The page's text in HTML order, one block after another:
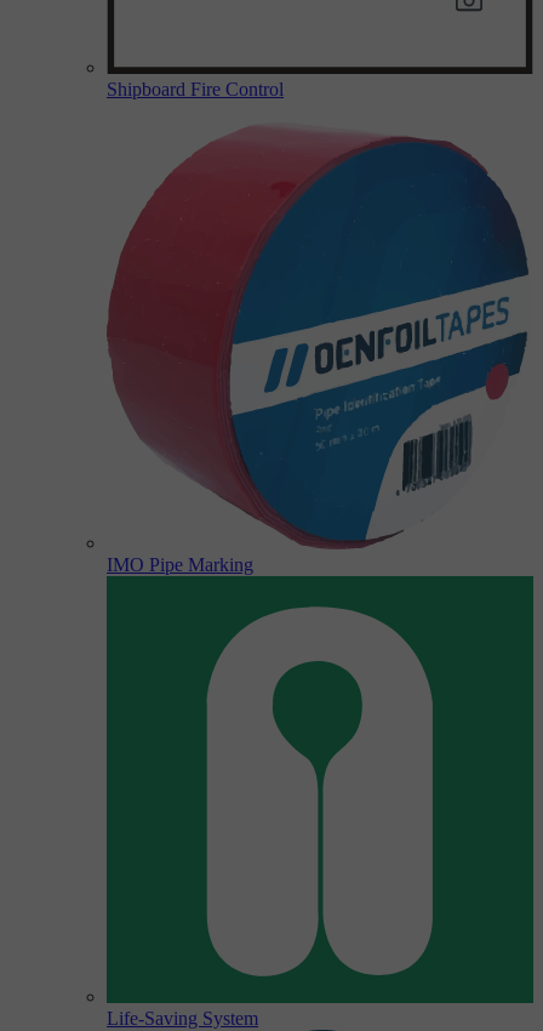
Shipboard Fire Control
IMO Pipe Marking
Life-Saving System